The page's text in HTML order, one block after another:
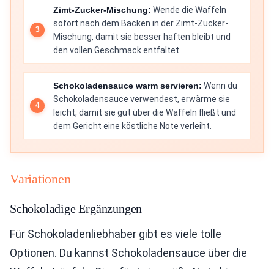
Zimt-Zucker-Mischung: Wende die Waffeln
sofort nach dem Backen in der Zimt-Zucker-
Mischung, damit sie besser haften bleibt und
den vollen Geschmack entfaltet.
Schokoladensauce warm servieren: Wenn du
Schokoladensauce verwendest, erwärme sie
leicht, damit sie gut über die Waffeln fließt und
dem Gericht eine köstliche Note verleiht.
Variationen
Schokoladige Ergänzungen
Für Schokoladenliebhaber gibt es viele tolle
Optionen. Du kannst Schokoladensauce über die